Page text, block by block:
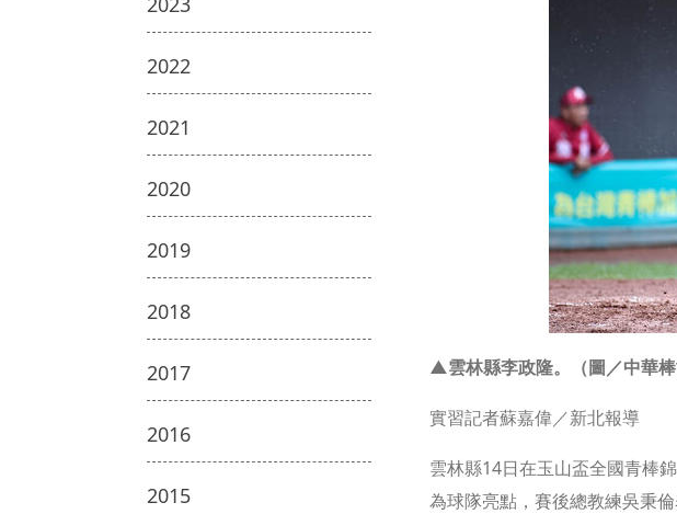
2022
2021
2020
2019
2018
2017
2016
2015
▲雲林縣李政隆。（圖／中華棒
實習記者蘇嘉偉／新北報導
雲林縣14日在玉山盃全國青棒
為球隊亮點，賽後總教練吳秉